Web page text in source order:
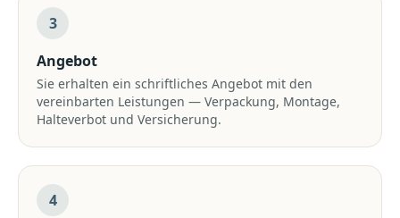
3
Angebot
Sie erhalten ein schriftliches Angebot mit den
vereinbarten Leistungen — Verpackung, Montage,
Halteverbot und Versicherung.
4